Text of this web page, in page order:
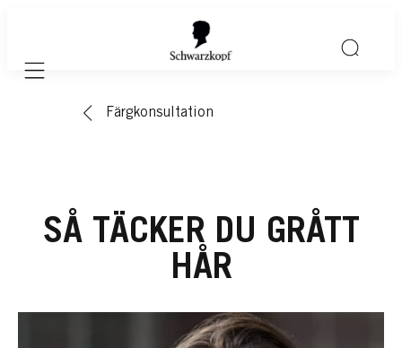
Mobile navigation
Färgkonsultation
SÅ TÄCKER DU GRÅTT
HÅR